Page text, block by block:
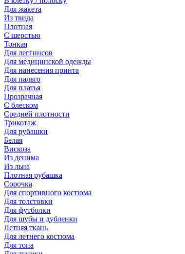
Для жакета
Из твида
Плотная
С шерстью
Тонкая
Для леггинсов
Для медицинской одежды
Для нанесения принта
Для пальто
Для платья
Прозрачная
С блеском
Средней плотности
Трикотаж
Для рубашки
Белая
Вискоза
Из денима
Из льна
Плотная рубашка
Сорочка
Для спортивного костюма
Для толстовки
Для футболки
Для шубы и дубленки
Летняя ткань
Для летнего костюма
Для топа